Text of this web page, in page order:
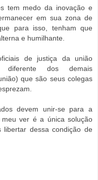
tem medo da inovação e
em sua zona de
para isso, tenham que
e humilhante.
de justiça da união
diferente dos demais
que são seus colegas
devem unir-se para a
ver é a única solução
dessa condição de